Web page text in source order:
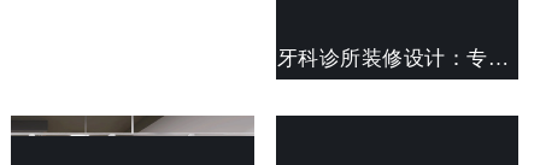
牙科诊所装修设计：专业与人性化的完美结合